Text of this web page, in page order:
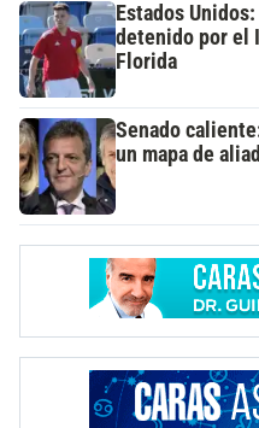
Estados
detenido por el
Florida
Senado
un mapa de